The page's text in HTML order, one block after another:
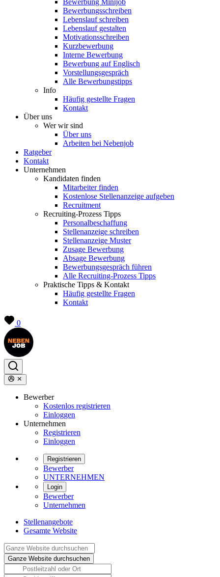
Bewerbung Minijob
Bewerbungsschreiben
Lebenslauf schreiben
Lebenslauf gestalten
Motivationsschreiben
Kurzbewerbung
Interne Bewerbung
Bewerbung auf Englisch
Vorstellungsgespräch
Alle Bewerbungstipps
Info
Häufig gestellte Fragen
Kontakt
Über uns
Wer wir sind
Über uns
Arbeiten bei Nebenjob
Ratgeber
Kontakt
Unternehmen
Kandidaten finden
Mitarbeiter finden
Kostenlose Stellenanzeige aufgeben
Recruitment
Recruiting-Prozess Tipps
Personalbeschaffung
Stellenanzeige schreiben
Stellenanzeige Muster
Zusage Bewerbung
Absage Bewerbung
Bewerbungsgespräch führen
Alle Recruiting-Prozess Tipps
Praktische Tipps & Kontakt
Häufig gestellte Fragen
Kontakt
0
Bewerber
Kostenlos registrieren
Einloggen
Unternehmen
Registrieren
Einloggen
Registrieren
Bewerber
UNTERNEHMEN
Login
Bewerber
Unternehmen
Stellenangebote
Gesamte Website